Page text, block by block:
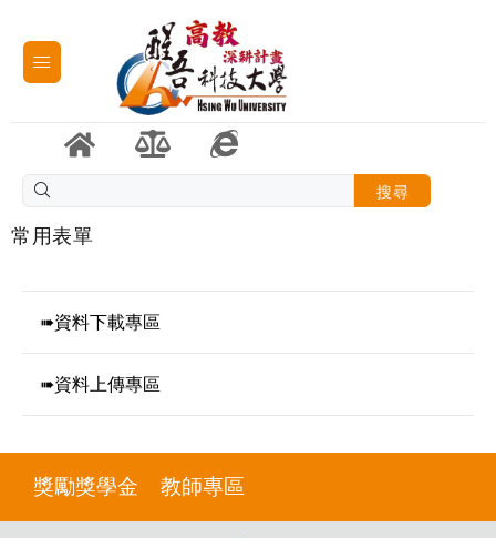
搜尋
常用表單
➠資料下載專區
➠資料上傳專區
獎勵獎學金 教師專區